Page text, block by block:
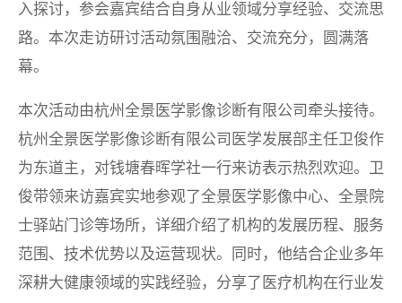
入探讨，参会嘉宾结合自身从业领域分享经验、交流思
路。本次走访研讨活动氛围融洽、交流充分，圆满落
幕。
本次活动由杭州全景医学影像诊断有限公司牵头接待。
杭州全景医学影像诊断有限公司医学发展部主任卫俊作
为东道主，对钱塘春晖学社一行来访表示热烈欢迎。卫
俊带领来访嘉宾实地参观了全景医学影像中心、全景院
士驿站门诊等场所，详细介绍了机构的发展历程、服务
范围、技术优势以及运营现状。同时，他结合企业多年
深耕大健康领域的实践经验，分享了医疗机构在行业发